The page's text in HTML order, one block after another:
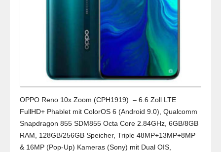
OPPO Reno 10x Zoom (CPH1919) – 6.6 Zoll LTE
FullHD+ Phablet mit ColorOS 6 (Android 9.0), Qualcomm
Snapdragon 855 SDM855 Octa Core 2.84GHz, 6GB/8GB
RAM, 128GB/256GB Speicher, Triple 48MP+13MP+8MP
& 16MP (Pop-Up) Kameras (Sony) mit Dual OIS,